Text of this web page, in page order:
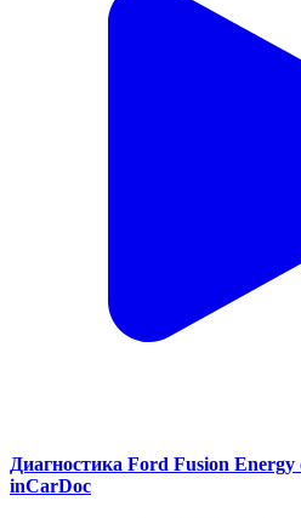
Диагностика Ford Fusion
inCarDoc